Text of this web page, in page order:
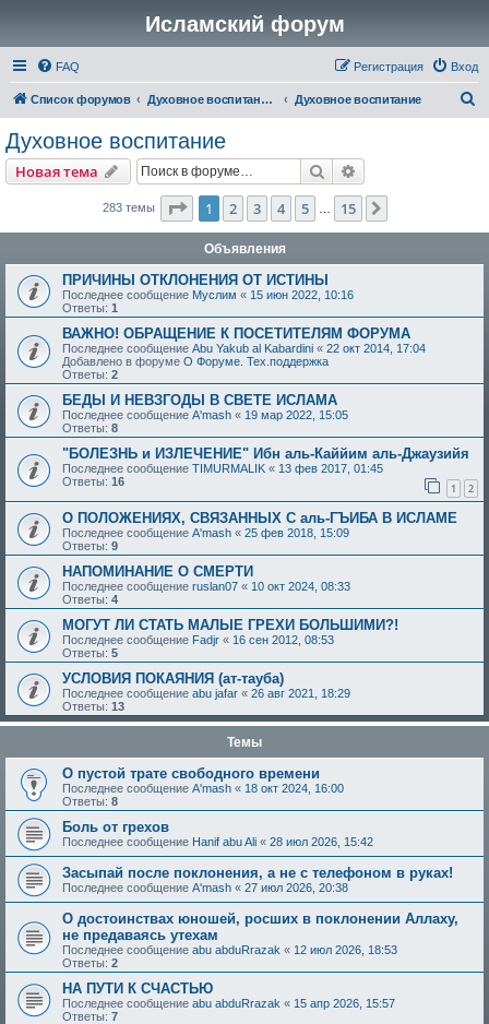
Исламский форум
FAQ Вход
Регистрация
Список форумов Духовное воспитание, адаб Духовное воспитание
Духовное воспитание
Новая тема Поиск
283 темы Страница из 15
1 2 3 4 5 15
Объявления
ПРИЧИНЫ ОТКЛОНЕНИЯ ОТ ИСТИНЫ
Последнее сообщение Муслим « 15 июн 2022, 10:16
Ответы: 1
ВАЖНО! ОБРАЩЕНИЕ К ПОСЕТИТЕЛЯМ ФОРУМА
Последнее сообщение Abu Yakub al Kabardini « 22 окт 2014, 17:04
Добавлено в форуме О Форуме. Тех.поддержка
Ответы: 2
БЕДЫ И НЕВЗГОДЫ В СВЕТЕ ИСЛАМА
Последнее сообщение A'mash « 19 мар 2022, 15:05
Ответы: 8
"БОЛЕЗНЬ и ИЗЛЕЧЕНИЕ" Ибн аль-Каййим аль-Джаузийя
Последнее сообщение TIMURMALIK « 13 фев 2017, 01:45
Ответы: 16 1 2
О ПОЛОЖЕНИЯХ, СВЯЗАННЫХ С аль-ГЪИБА В ИСЛАМЕ
Последнее сообщение A'mash « 25 фев 2018, 15:09
Ответы: 9
НАПОМИНАНИЕ О СМЕРТИ
Последнее сообщение ruslan07 « 10 окт 2024, 08:33
Ответы: 4
МОГУТ ЛИ СТАТЬ МАЛЫЕ ГРЕХИ БОЛЬШИМИ?!
Последнее сообщение Fadjr « 16 сен 2012, 08:53
Ответы: 5
УСЛОВИЯ ПОКАЯНИЯ (ат-тауба)
Последнее сообщение abu jafar « 26 авг 2021, 18:29
Ответы: 13
Темы
О пустой трате свободного времени
Последнее сообщение A'mash « 18 окт 2024, 16:00
Ответы: 8
Боль от грехов
Последнее сообщение Hanif abu Ali « 28 июл 2026, 15:42
Засыпай после поклонения, а не с телефоном в руках!
Последнее сообщение A'mash « 27 июл 2026, 20:38
О достоинствах юношей, росших в поклонении Аллаху,
не предаваясь утехам
Последнее сообщение abu abduRrazak « 12 июл 2026, 18:53
Ответы: 2
НА ПУТИ К СЧАСТЬЮ
Последнее сообщение abu abduRrazak « 15 апр 2026, 15:57
Ответы: 7